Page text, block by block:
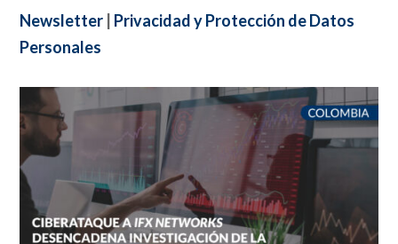
Newsletter Privacidad y Protección de Datos
Personales